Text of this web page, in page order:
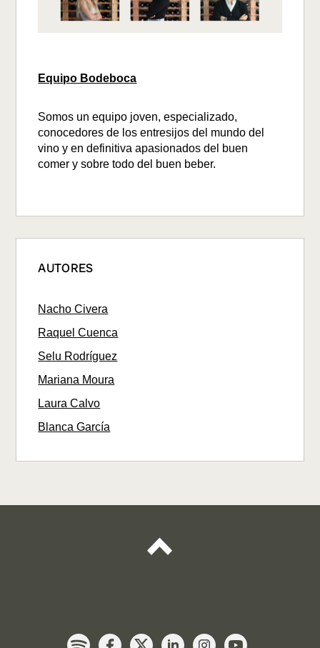
Equipo Bodeboca
Somos un equipo joven, especializado,
conocedores de los entresijos del mundo del
vino y en definitiva apasionados del buen
comer y sobre todo del buen beber.
AUTORES
Nacho Civera
Raquel Cuenca
Selu Rodríguez
Mariana Moura
Laura Calvo
Blanca García